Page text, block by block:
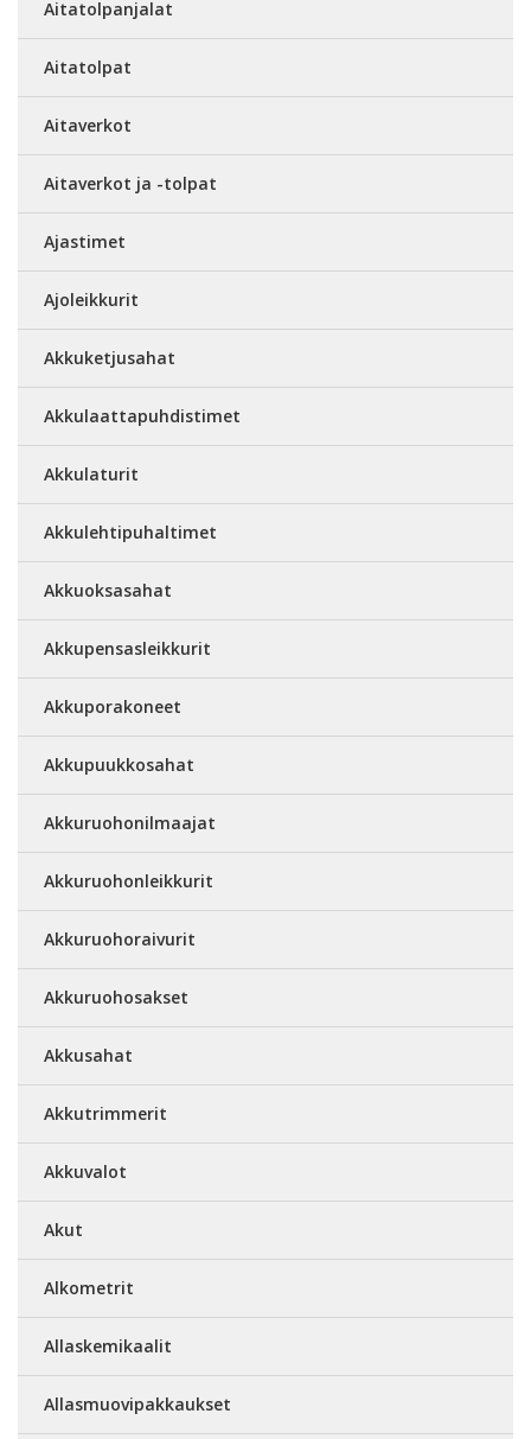
Aitatolpanjalat
Aitatolpat
Aitaverkot
Aitaverkot ja -tolpat
Ajastimet
Ajoleikkurit
Akkuketjusahat
Akkulaattapuhdistimet
Akkulaturit
Akkulehtipuhaltimet
Akkuoksasahat
Akkupensasleikkurit
Akkuporakoneet
Akkupuukkosahat
Akkuruohonilmaajat
Akkuruohonleikkurit
Akkuruohoraivurit
Akkuruohosakset
Akkusahat
Akkutrimmerit
Akkuvalot
Akut
Alkometrit
Allaskemikaalit
Allasmuovipakkaukset